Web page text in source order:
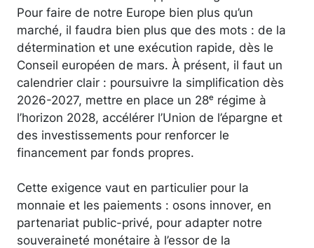
Pour faire de notre Europe bien plus qu’un
marché, il faudra bien plus que des mots : de la
détermination et une exécution rapide, dès le
Conseil européen de mars. À présent, il faut un
calendrier clair : poursuivre la simplification dès
2026-2027, mettre en place un 28ᵉ régime à
l’horizon 2028, accélérer l’Union de l’épargne et
des investissements pour renforcer le
financement par fonds propres.
Cette exigence vaut en particulier pour la
monnaie et les paiements : osons innover, en
partenariat public-privé, pour adapter notre
souveraineté monétaire à l’essor de la